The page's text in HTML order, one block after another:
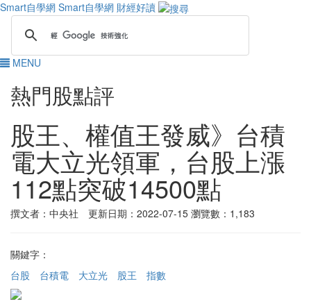
Smart自學網 Smart自學網 財經好讀
MENU
熱門股點評
股王、權值王發威》台積
電大立光領軍，台股上漲
112點突破14500點
撰文者：中央社 更新日期：2022-07-15 瀏覽數：1,183
關鍵字：
台股
台積電 大立光 股王 指數